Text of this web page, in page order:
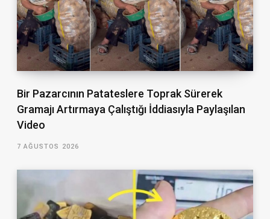
Bir Pazarcının Patateslere Toprak Sürerek
Gramajı Artırmaya Çalıştığı İddiasıyla Paylaşılan
Video
7 AĞUSTOS 2026